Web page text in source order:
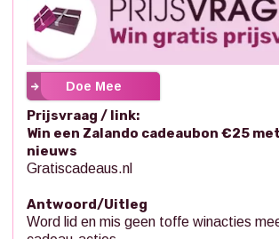
Doe Mee
Prijsvraag / link:
Win een Zalando cadeaubon €25
nieuws
Gratiscadeaus.nl
Antwoord/Uitleg
Word lid en mis geen toffe winacties